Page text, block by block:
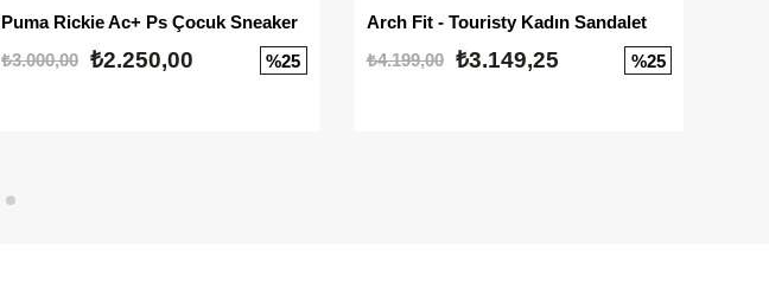
Puma Rickie Ac+ Ps Çocuk Sneaker
₺3.000,00 ₺2.250,00 %25
Arch Fit - Touristy Kadın Sandalet
₺4.199,00
₺3.149,25 %25